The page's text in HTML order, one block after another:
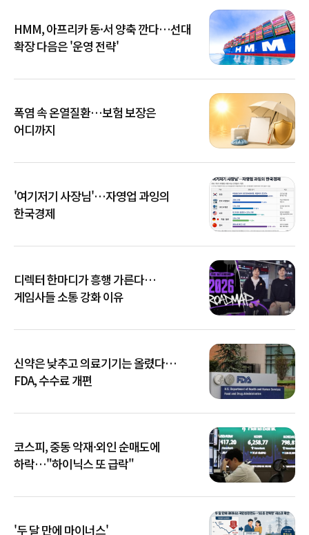
HMM, 아프리카 동·서 양축 깐다…선대
확장 다음은 '운영 전략'
폭염 속 온열질환…보험 보장은
어디까지
'여기저기 사장님'…자영업 과잉의
한국경제
디렉터 한마디가 흥행 가른다…
게임사들 소통 강화 이유
신약은 낮추고 의료기기는 올렸다…
FDA, 수수료 개편
코스피, 중동 악재·외인 순매도에
하락…"하이닉스 또 급락"
'두 달 만에 마이너스'